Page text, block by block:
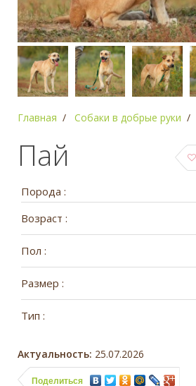
Главная Собаки в добрые руки
Пай
Порода :
Возраст :
Пол :
Размер :
Тип :
Актуальность: 25.07.2026
Поделиться